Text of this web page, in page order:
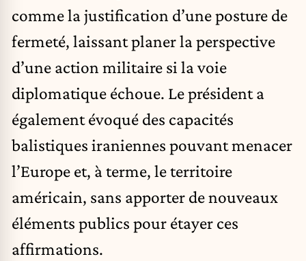
comme la justification d’une posture de
fermeté, laissant planer la perspective
d’une action militaire si la voie
diplomatique échoue. Le président a
également évoqué des capacités
balistiques iraniennes pouvant menacer
l’Europe et, à terme, le territoire
américain, sans apporter de nouveaux
éléments publics pour étayer ces
affirmations.